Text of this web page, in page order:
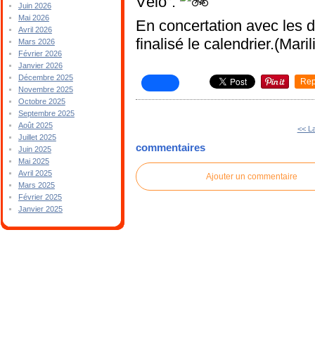
Juin 2026
Mai 2026
Avril 2026
Mars 2026
Février 2026
Janvier 2026
Décembre 2025
Novembre 2025
Octobre 2025
Septembre 2025
Août 2025
Juillet 2025
Juin 2025
Mai 2025
Avril 2025
Mars 2025
Février 2025
Janvier 2025
En concertation avec les
finalisé le
<<
commentaires
Ajouter un commentaire